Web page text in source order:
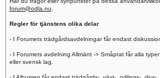
forum@odla.nu
Regler för tjänstens olika delar
- I Forumets trädgårdsavdelningar får endast
- I Forumets avdelning Allmänt -> Småprat får alla
eller svensk lag.